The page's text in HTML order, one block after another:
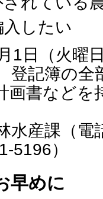
したい
1日（火曜
登記簿の全
画書などを
水産課（
）
早めに